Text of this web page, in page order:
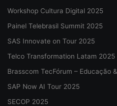
Workshop Cultura Digital 2025
Painel Telebrasil Summit 2025
SAS Innovate on Tour 2025
Telco Transformation Latam 2025
Brasscom TecFórum – Educação
SAP Now AI Tour 2025
SECOP 2025